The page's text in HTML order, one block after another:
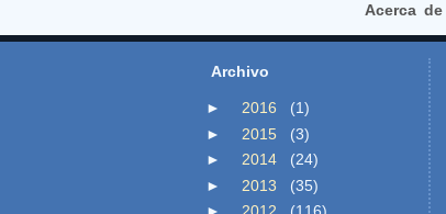
Acerca de
Archivo
► 2016
(1)
►
2015
(3)
►
2014
(24)
►
2013
(35)